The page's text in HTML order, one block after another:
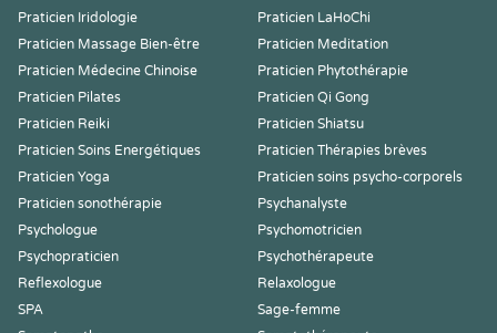
Praticien Iridologie
Praticien LaHoChi
Praticien Massage Bien-être
Praticien Meditation
Praticien Médecine Chinoise
Praticien Phytothérapie
Praticien Pilates
Praticien Qi Gong
Praticien Reiki
Praticien Shiatsu
Praticien Soins Energétiques
Praticien Thérapies brèves
Praticien Yoga
Praticien soins psycho-corporels
Praticien sonothérapie
Psychanalyste
Psychologue
Psychomotricien
Psychopraticien
Psychothérapeute
Reflexologue
Relaxologue
SPA
Sage-femme